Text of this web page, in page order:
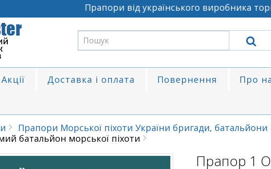
Прапори від українського виробника
Акції Доставка і оплата Повернення Про
Прапори Морської піхоти України бригади, батальйони
батальйон морської піхоти
Прапор 1